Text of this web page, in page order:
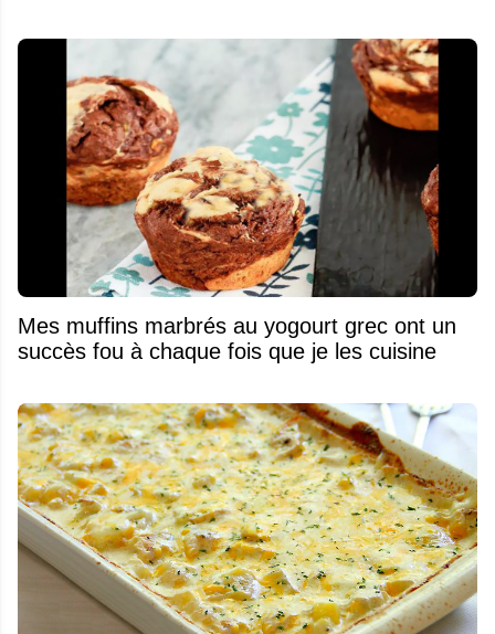
Mes muffins marbrés au yogourt grec ont un
succès fou à chaque fois que je les cuisine